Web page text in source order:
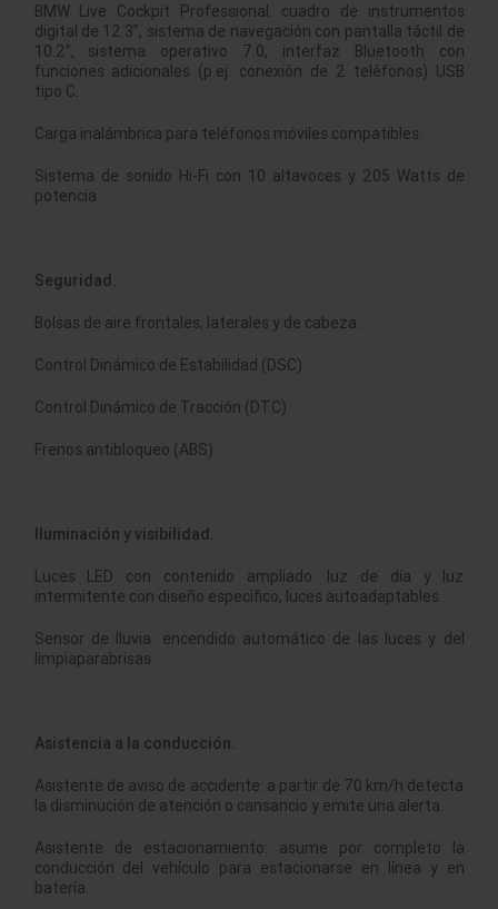
BMW Live Cockpit Professional: cuadro de instrumentos
digital de 12.3”, sistema de navegación con pantalla táctil de
10.2”, sistema operativo 7.0, interfaz Bluetooth con
funciones adicionales (p.ej. conexión de 2 teléfonos) USB
tipo C.
Carga inalámbrica para teléfonos móviles compatibles.
Sistema de sonido Hi-Fi con 10 altavoces y 205 Watts de
potencia.
Seguridad.
Bolsas de aire frontales, laterales y de cabeza.
Control Dinámico de Estabilidad (DSC).
Control Dinámico de Tracción (DTC).
Frenos antibloqueo (ABS).
Iluminación y visibilidad.
Luces LED con contenido ampliado: luz de día y luz
intermitente con diseño específico, luces autoadaptables.
Sensor de lluvia: encendido automático de las luces y del
limpiaparabrisas.
Asistencia a la conducción.
Asistente de aviso de accidente: a partir de 70 km/h detecta
la disminución de atención o cansancio y emite una alerta.
Asistente de estacionamiento: asume por completo la
conducción del vehículo para estacionarse en línea y en
batería.